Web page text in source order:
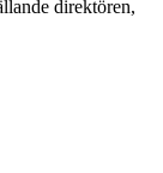
direktören,